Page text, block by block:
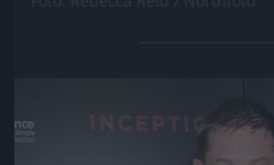
Jön még